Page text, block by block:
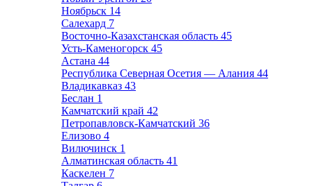
Ноябрьск 14
Салехард 7
Восточно-Казахстанская область 45
Усть-Каменогорск 45
Астана 44
Республика Северная Осетия — Алания 44
Владикавказ 43
Беслан 1
Камчатский край 42
Петропавловск-Камчатский 36
Елизово 4
Вилючинск 1
Алматинская область 41
Каскелен 7